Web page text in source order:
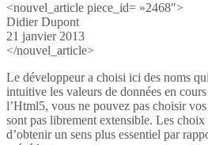
<nouvel_article piece_id= »2468″>
Didier Dupont
21 janvier 2013
</nouvel_article>
Le développeur a choisi ici des noms
intuitive les valeurs de données en
l’Html5, vous ne pouvez pas choisir
sont pas librement extensible. Les
d’obtenir un sens plus essentiel par